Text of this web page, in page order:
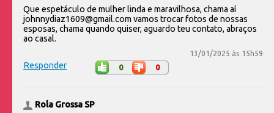
Que espetáculo de mulher linda e maravilhosa, chama aí
johnnydiaz1609@gmail.com vamos trocar fotos de nossas
esposas, chama quando quiser, aguardo teu contato, abraços
ao casal.
13/01/2025 às 15h59
Responder 0 0
Rola Grossa SP